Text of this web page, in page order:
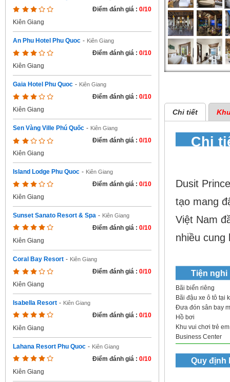
Điểm đánh giá : 0/10
Kiên Giang
An Phu Hotel Phu Quoc - Kiên Giang
Điểm đánh giá : 0/10
Kiên Giang
Gaia Hotel Phu Quoc - Kiên Giang
Điểm đánh giá : 0/10
Kiên Giang
Sen Vàng Ville Phú Quốc - Kiên Giang
Điểm đánh giá : 0/10
Kiên Giang
Island Lodge Phu Quoc - Kiên Giang
Điểm đánh giá : 0/10
Kiên Giang
Sunset Sanato Resort & Spa - Kiên Giang
Điểm đánh giá : 0/10
Kiên Giang
Coral Bay Resort - Kiên Giang
Điểm đánh giá : 0/10
Kiên Giang
Isabella Resort - Kiên Giang
Điểm đánh giá : 0/10
Kiên Giang
Lahana Resort Phu Quoc - Kiên Giang
Điểm đánh giá : 0/10
Kiên Giang
Chi tiết
Chi
Dusit
tạo mang
Việt Nam
nhiều cung
Tiện nghi
Bãi biển riêng
Bãi đậu xe ô tô tại
Đưa đón sân bay
Hồ bơi
Khu vui chơi trẻ em
Business Center
Quy định